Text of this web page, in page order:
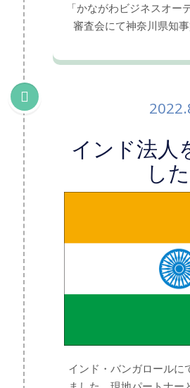
「かながわビジネスオ
審査会にて神奈川県知事
インド法人
した
インド・バンガロールに